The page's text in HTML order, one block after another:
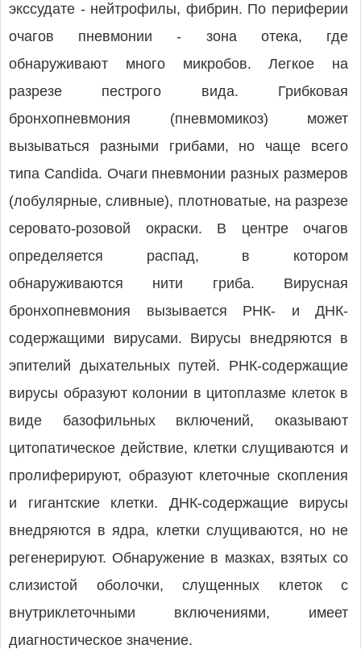
экссудате - нейтрофилы, фибрин. По периферии
очагов пневмонии - зона отека, где
обнаруживают много микробов. Легкое на
разрезе пестрого вида. Грибковая
бронхопневмония (пневмомикоз) может
вызываться разными грибами, но чаще всего
типа Candida. Очаги пневмонии разных размеров
(лобулярные, сливные), плотноватые, на разрезе
серовато-розовой окраски. В центре очагов
определяется распад, в котором
обнаруживаются нити гриба. Вирусная
бронхопневмония вызывается РНК- и ДНК-
содержащими вирусами. Вирусы внедряются в
эпителий дыхательных путей. РНК-содержащие
вирусы образуют колонии в цитоплазме клеток в
виде базофильных включений, оказывают
цитопатическое действие, клетки слущиваются и
пролиферируют, образуют клеточные скопления
и гигантские клетки. ДНК-содержащие вирусы
внедряются в ядра, клетки слущиваются, но не
регенерируют. Обнаружение в мазках, взятых со
слизистой оболочки, слущенных клеток с
внутриклеточными включениями, имеет
диагностическое значение.